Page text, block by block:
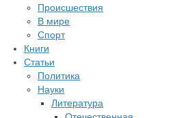
Происшествия
В мире
Спорт
Книги
Статьи
Политика
Науки
Литература